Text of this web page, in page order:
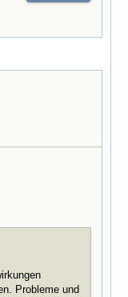
Probleme und